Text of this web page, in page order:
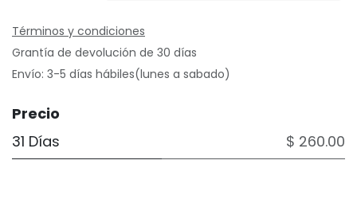
Términos y condiciones
Grantía de devolución de 30 días
Envío: 3-5 días hábiles(lunes a sabado)
Precio
31 Días
$ 260.00